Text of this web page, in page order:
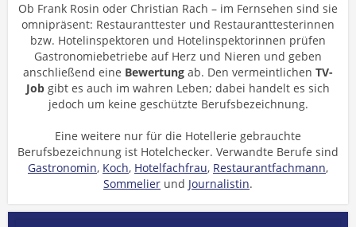
Ob Frank Rosin oder Christian Rach – im Fernsehen sind sie
omnipräsent: Restauranttester und Restauranttesterinnen
bzw. Hotelinspektoren und Hotelinspektorinnen prüfen
Gastronomiebetriebe auf Herz und Nieren und geben
anschließend eine Bewertung ab. Den vermeintlichen TV-
Job gibt es auch im wahren Leben; dabei handelt es sich
jedoch um keine geschützte Berufsbezeichnung.
Eine weitere nur für die Hotellerie gebrauchte
Berufsbezeichnung ist Hotelchecker. Verwandte Berufe sind
Gastronomin, Koch, Hotelfachfrau, Restaurantfachmann,
Sommelier und Journalistin.